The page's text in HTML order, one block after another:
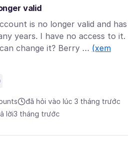
valid
is no longer valid and has
years. I have no access to it.
change it? Berry … (xem
đã hỏi vào lúc 3 tháng trước
lời3 tháng trước